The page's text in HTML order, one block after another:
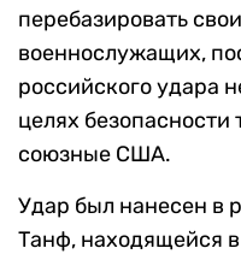
перебазировать
военнослужащих,
российского удара
целях
союзные США.
Удар был нанесен в
Танф, находящейся